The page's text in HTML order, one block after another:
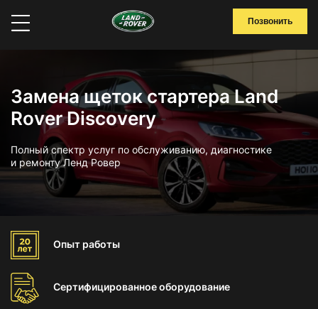
Позвонить
Замена щеток стартера Land
Rover Discovery
Полный спектр услуг по обслуживанию, диагностике
и ремонту Ленд Ровер
Опыт работы
Сертифицированноеоборудование